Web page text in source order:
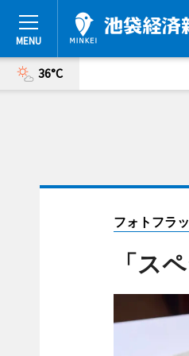
36°C
フォトフラ
「ス